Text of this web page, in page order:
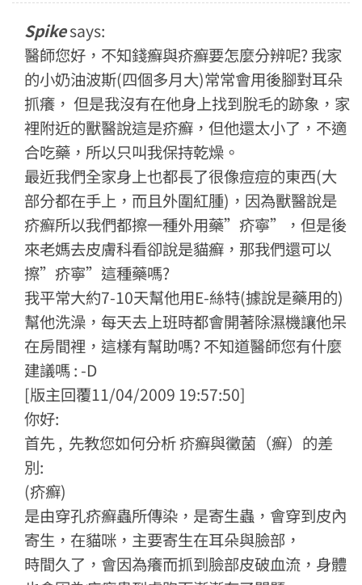
Spikesays:
醫師您好，不知錢癬與疥癬要怎麼分辨呢? 我家
的小奶油波斯(四個多月大)常常會用後腳對耳朵
抓癢， 但是我沒有在他身上找到脫毛的跡象，家
裡附近的獸醫說這是疥癬，但他還太小了，不適
合吃藥，所以只叫我保持乾燥。
最近我們全家身上也都長了很像痘痘的東西(大
部分都在手上，而且外圍紅腫)，因為獸醫說是
疥癬所以我們都擦一種外用藥”疥寧”，但是後
來老媽去皮膚科看卻說是貓癬，那我們還可以
擦”疥寧”這種藥嗎?
我平常大約7-10天幫他用E-絲特(據說是藥用的)
幫他洗澡，每天去上班時都會開著除濕機讓他呆
在房間裡，這樣有幫助嗎? 不知道醫師您有什麼
建議嗎 : -D
[版主回覆11/04/2009 19:57:50]
你好:
首先 , 先教您如何分析 疥癬與黴菌（癬）的差
別:
(疥癬)
是由穿孔疥癬蟲所傳染，是寄生蟲，會穿到皮內
寄生，在貓咪，主要寄生在耳朵與臉部，
時間久了，會因為癢而抓到臉部皮破血流，身體